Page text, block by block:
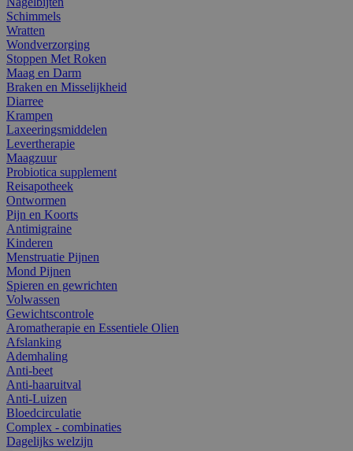
Schimmels
Wratten
Wondverzorging
Stoppen Met Roken
Maag en Darm
Braken en Misselijkheid
Diarree
Krampen
Laxeeringsmiddelen
Levertherapie
Maagzuur
Probiotica supplement
Reisapotheek
Ontwormen
Pijn en Koorts
Antimigraine
Kinderen
Menstruatie Pijnen
Mond Pijnen
Spieren en gewrichten
Volwassen
Gewichtscontrole
Aromatherapie en Essentiele Olien
Afslanking
Ademhaling
Anti-beet
Anti-haaruitval
Anti-Luizen
Bloedcirculatie
Complex - combinaties
Dagelijks welzijn